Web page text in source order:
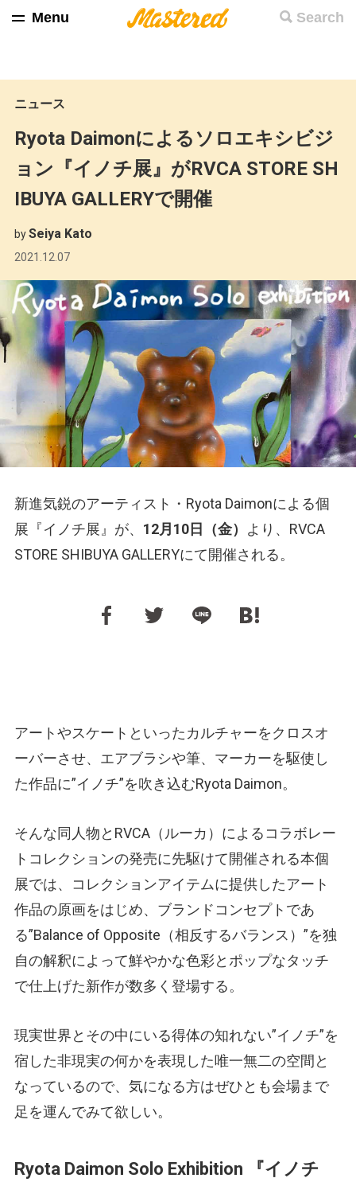
Search
Menu
ニュース
Ryota Daimonによるソロエキシビジ
ョン『イノチ展』がRVCA STORE SH
IBUYA GALLERYで開催
bySeiya Kato
2021.12.07
新進気鋭のアーティスト・Ryota Daimonによる個
展『イノチ展』が、 12月10日（金） より、RVCA
STORE SHIBUYA GALLERYにて開催される。
アートやスケートといったカルチャーをクロスオ
ーバーさせ、エアブラシや筆、マーカーを駆使し
た作品に”イノチ”を吹き込むRyota Daimon。
そんな同人物とRVCA（ルーカ）によるコラボレー
トコレクションの発売に先駆けて開催される本個
展では、コレクションアイテムに提供したアート
作品の原画をはじめ、ブランドコンセプトであ
る”Balance of Opposite（相反するバランス）”を独
自の解釈によって鮮やかな色彩とポップなタッチ
で仕上げた新作が数多く登場する。
現実世界とその中にいる得体の知れない”イノチ”を
宿した非現実の何かを表現した唯一無二の空間と
なっているので、気になる方はぜひとも会場まで
足を運んでみて欲しい。
Ryota Daimon Solo Exhibition 『イノチ